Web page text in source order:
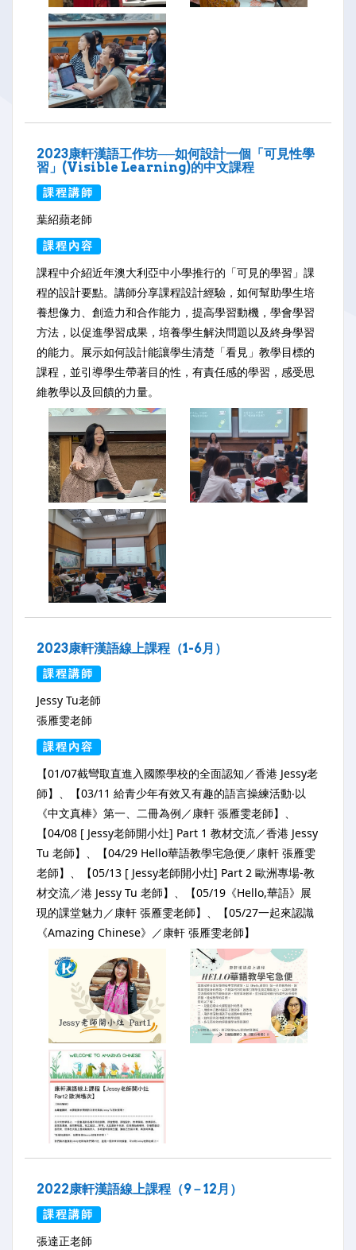
2023康軒漢語工作坊──如何設計一個「可見性學
習」(Visible Learning)的中文課程
課程講師
葉紹蘋老師
課程內容
課程中介紹近年澳大利亞中小學推行的「可見的學習」課
程的設計要點。講師分享課程設計經驗，如何幫助學生培
養想像力、創造力和合作能力，提高學習動機，學會學習
方法，以促進學習成果，培養學生解決問題以及終身學習
的能力。展示如何設計能讓學生清楚「看見」教學目標的
課程，並引導學生帶著目的性，有責任感的學習，感受思
維教學以及回饋的力量。
2023康軒漢語線上課程（1-6月）
課程講師
Jessy Tu老師
張雁雯老師
課程內容
【01/07截彎取直進入國際學校的全面認知／香港 Jessy老
師】、【03/11 給青少年有效又有趣的語言操練活動‧以
《中文真棒》第一、二冊為例／康軒 張雁雯老師】、
【04/08 [ Jessy老師開小灶] Part 1 教材交流／香港 Jessy
Tu 老師】、【04/29 Hello華語教學宅急便／康軒 張雁雯
老師】、【05/13 [ Jessy老師開小灶] Part 2 歐洲專場-教
材交流／港 Jessy Tu 老師】、【05/19《Hello,華語》展
現的課堂魅力／康軒 張雁雯老師】、【05/27一起來認識
《Amazing Chinese》／康軒 張雁雯老師】
2022康軒漢語線上課程（9－12月）
課程講師
張達正老師